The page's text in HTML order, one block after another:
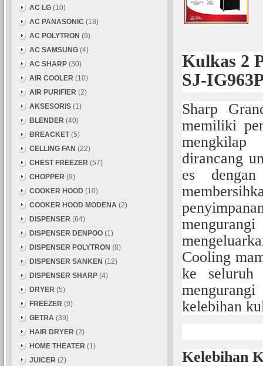
Kulkas 2
SJ-
Sharp
memiliki
mengkilap
dirancang
es
Cooling
ke seluruh
kelebihan
Kelebihan
AC LG (10)
AC PANASONIC (18)
AC POLYTRON (9)
AC SAMSUNG (4)
AC SHARP (30)
AIR COOLER (10)
AIR PURIFIER (2)
AKSESORIS (1)
BLENDER (40)
BREACKET (5)
CELLING FAN (22)
CHEST FREEZER (57)
CHOPPER (9)
COOKER HOOD (10)
COOKER HOOD MODENA (2)
DISPENSER (64)
DISPENSER DENPOO (1)
DISPENSER POLYTRON (8)
DISPENSER SANKEN (12)
DISPENSER SHARP (4)
DRYER (5)
FREEZER (9)
GETRA (39)
HAIR DRYER (2)
HOME THEATER (1)
JUICER (2)